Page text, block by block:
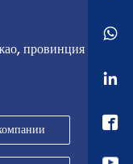
провинция


